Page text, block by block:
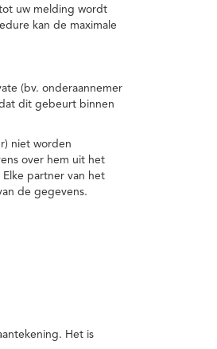
uw melding wordt
kan de maximale
(bv. onderaannemer
dit gebeurt binnen
niet worden
over hem uit het
partner van het
de gegevens.
Het is